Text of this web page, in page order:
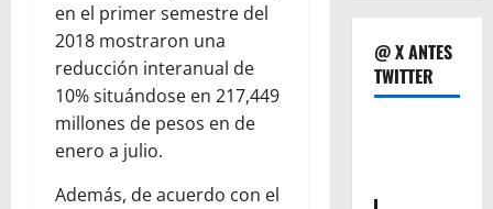
en el primer semestre del
2018 mostraron una
reducción interanual de
10% situándose en 217,449
millones de pesos en de
enero a julio.
Además, de acuerdo con el
@ X ANTES
TWITTER